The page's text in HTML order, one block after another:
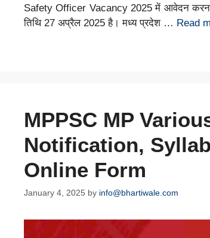
Safety Officer Vacancy 2025 में आवेदन
तिथि 27 अप्रैल 2025 है। मध्य प्रदेश … Read
MPPSC MP
Notification,
Online Form
January 4, 2025 by info@bhartiwale.com